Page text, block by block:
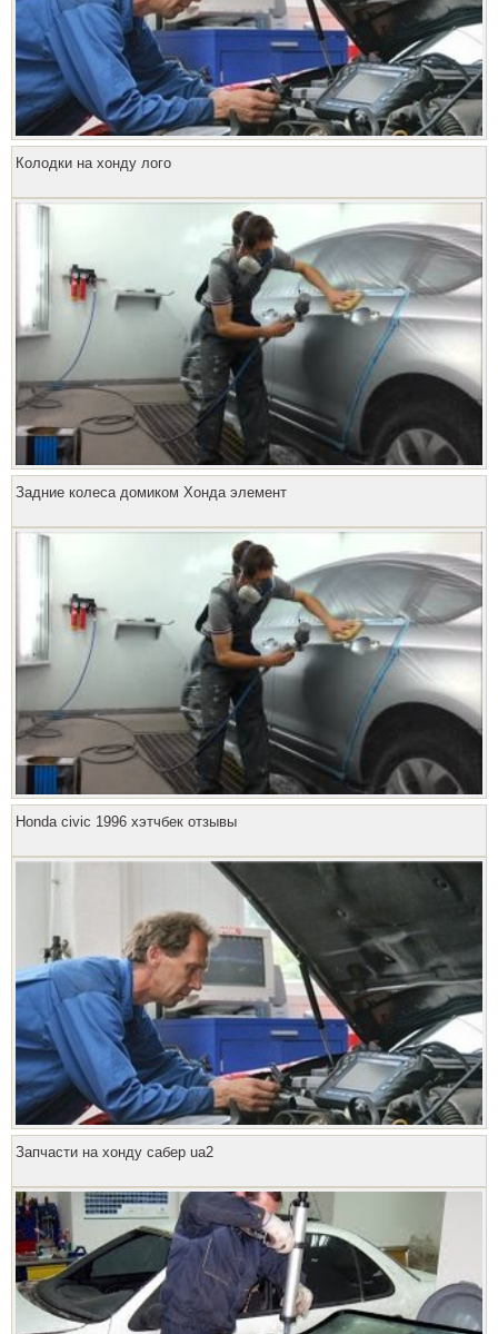
Колодки на хонду лого
Задние колеса домиком Хонда элемент
Honda civic 1996 хэтчбек отзывы
Запчасти на хонду сабер ua2